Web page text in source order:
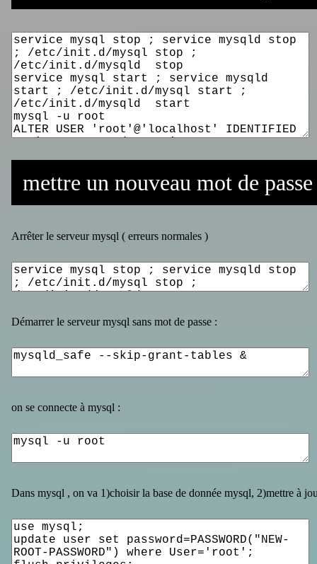
mettre un nouveau mot de passe
Arrêter le serveur mysql ( erreurs normales )
Démarrer le serveur mysql sans mot de passe :
on se connecte à mysql :
Dans mysql , on va 1)choisir la base de donnée mysql, 2)mettre à